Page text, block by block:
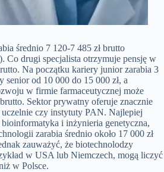
średnio 7 120-7 485 zł brutto
Co drugi specjalista otrzymuje pensję w
Na początku kariery junior zarabia 3
senior od 10 000 do 15 000 zł, a
w firmie farmaceutycznej może
Sektor prywatny oferuje znacznie
czy instytuty PAN. Najlepiej
bioinformatyka i inżynieria genetyczna,
zarabia średnio około 17 000 zł
zauważyć, że biotechnolodzy
w USA lub Niemczech, mogą liczyć
w Polsce.